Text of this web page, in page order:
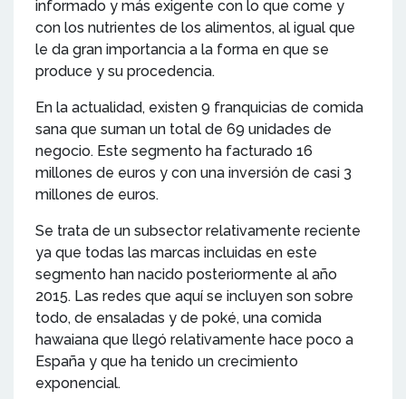
informado y más exigente con lo que come y
con los nutrientes de los alimentos, al igual que
le da gran importancia a la forma en que se
produce y su procedencia.
En la actualidad, existen 9 franquicias de comida
sana que suman un total de 69 unidades de
negocio. Este segmento ha facturado 16
millones de euros y con una inversión de casi 3
millones de euros.
Se trata de un subsector relativamente reciente
ya que todas las marcas incluidas en este
segmento han nacido posteriormente al año
2015. Las redes que aquí se incluyen son sobre
todo, de ensaladas y de poké, una comida
hawaiana que llegó relativamente hace poco a
España y que ha tenido un crecimiento
exponencial.